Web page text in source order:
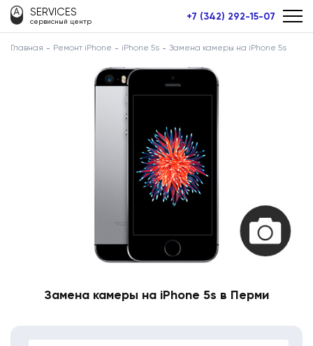
SERVICES
сервисный центр +7 (342) 292-15-07
Главная Ремонт iPhone iPhone 5s Замена камеры на iPhone 5s
Замена камеры на iPhone 5s в Перми